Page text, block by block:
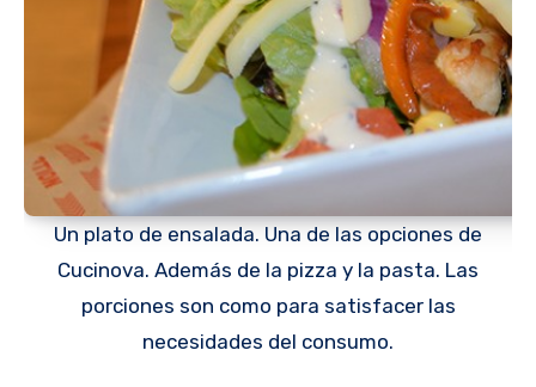
Un plato de ensalada. Una de las opciones de
Cucinova. Además de la pizza y la pasta. Las
porciones son como para satisfacer las
necesidades del consumo.